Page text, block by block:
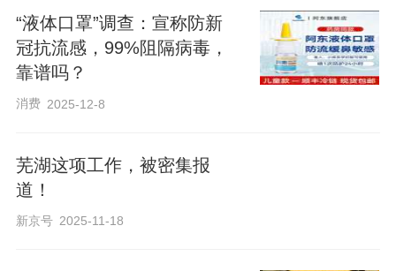
“液体口罩”调查：宣称防新
冠抗流感，99%阻隔病毒，
靠谱吗？
消费 2025-12-8
芜湖这项工作，被密集报
道！
新京号 2025-11-18